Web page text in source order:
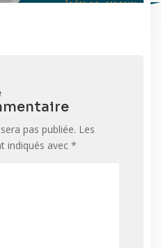
pas publiée. Les
indiqués avec *